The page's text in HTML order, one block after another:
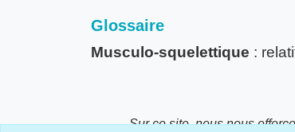
Glossaire
Musculo-squelettique :
Sur ce site, nous nous